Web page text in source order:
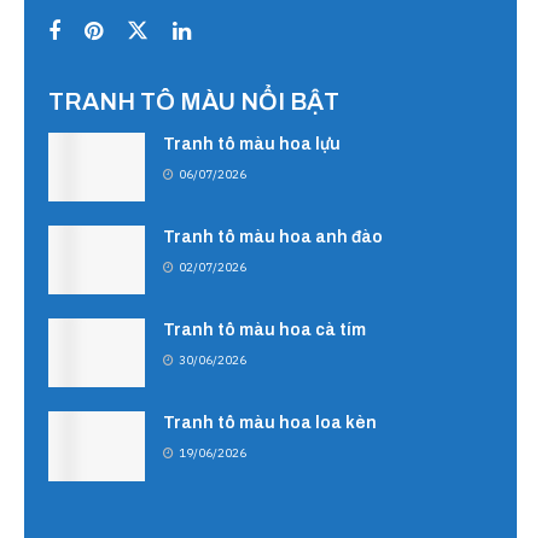
TRANH TÔ MÀU NỔI BẬT
Tranh tô màu hoa lựu
06/07/2026
Tranh tô màu hoa anh đào
02/07/2026
Tranh tô màu hoa cà tím
30/06/2026
Tranh tô màu hoa loa kèn
19/06/2026